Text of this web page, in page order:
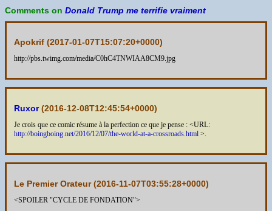
Comments on Donald Trump me terrifie vraiment
Apokrif (2017-01-07T15:07:20+0000)
http://pbs.twimg.com/media/C0hC4TNWIAA8CM9.jpg
Ruxor(2016-12-08T12:45:54+0000)
Je crois que ce comic résume à la perfection ce que je pense : <URL:
http://boingboing.net/2016/12/07/the-world-at-a-crossroads.html >.
Le Premier Orateur (2016-11-07T03:55:28+0000)
<SPOILER "CYCLE DE FONDATION">